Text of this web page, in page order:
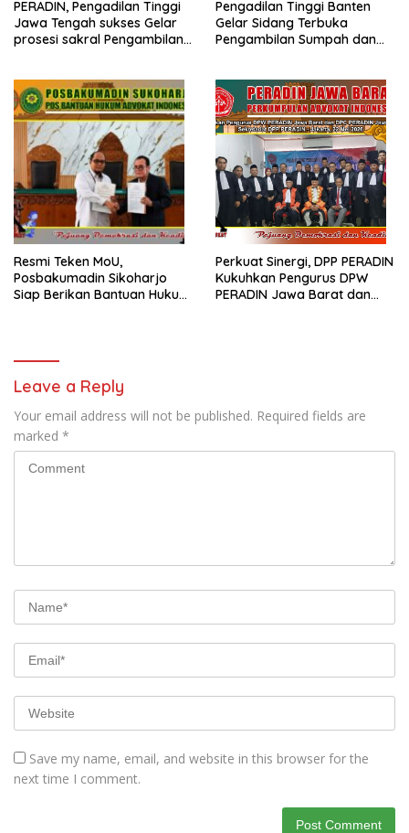
PERADIN, Pengadilan Tinggi
Jawa Tengah sukses Gelar
prosesi sakral Pengambilan
Pengadilan Tinggi Banten
Gelar Sidang Terbuka
Pengambilan Sumpah dan
Resmi Teken MoU,
Posbakumadin Sikoharjo
Siap Berikan Bantuan Hukum
Perkuat Sinergi, DPP PERADIN
Kukuhkan Pengurus DPW
PERADIN Jawa Barat dan
Leave a Reply
Your email address will not be published. Required fields are
marked *
Save my name, email, and website in this browser for the
next time I comment.